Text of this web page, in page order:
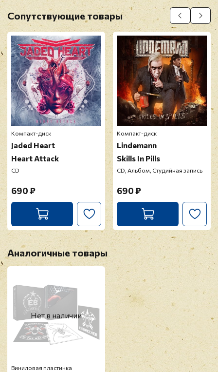
Оставить отзыв
Перед публикацией отзывы проходят
модерацию
Сопутствующие товары
Компакт-диск
Jaded Heart
Heart Attack
CD
690 ₽
Компакт-диск
Lindemann
Skills In Pills
CD, Альбом, Студийная запись
690 ₽
Аналогичные товары
Нет в наличии
Виниловая пластинка